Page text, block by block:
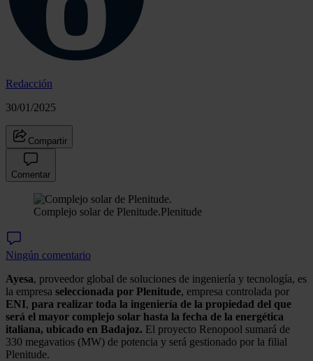
Redacción
30/01/2025
Compartir
Comentar
Complejo solar de Plenitude.Plenitude
Ningún comentario
Ayesa, proveedor global de soluciones de ingeniería y tecnología, es
la empresa seleccionada por Plenitude, empresa controlada por
ENI, para realizar toda la ingeniería de la propiedad del que
será el mayor complejo solar hasta la fecha de la energética
italiana, ubicado en Badajoz. El proyecto Renopool sumará de
330 megavatios (MW) de potencia y será gestionado por la filial
Plenitude.